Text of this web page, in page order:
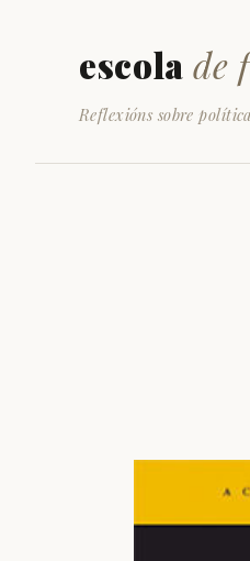
escola de
Reflexións sobre